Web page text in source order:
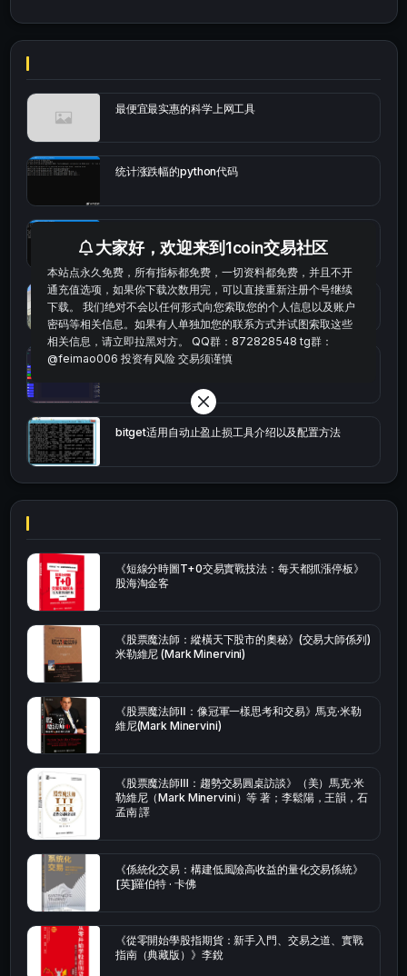
最便宜最实惠的科学上网工具
统计涨跌幅的python代码
bybit安卓端
Multi-indicator Resonance 多指标共振趋势自动交
bitget适用自动止盈止损工具介绍以及配置方法
《短線分時圖T+0交易實戰技法：每天都抓漲停板》
股海淘金客
《股票魔法師：縱橫天下股市的奧秘》(交易大師係列)
米勒維尼 (Mark Minervini)
《股票魔法師Ⅱ：像冠軍一樣思考和交易》馬克·米勒
維尼(Mark Minervini)
《股票魔法師Ⅲ：趨勢交易圓桌訪談》（美）馬克·米
勒維尼（Mark Minervini）等 著；李鬆陽，王韻，石
孟南 譯
《係統化交易：構建低風險高收益的量化交易係統》
[英]羅伯特 · 卡佛
《從零開始學股指期貨：新手入門、交易之道、實戰
指南（典藏版）》李銳
大家好，欢迎来到1coin交易社区
本站点永久免费，所有指标都免费，一切资料都免费，并且不开
通充值选项，如果你下载次数用完，可以直接重新注册个号继续
下载。 我们绝对不会以任何形式向您索取您的个人信息以及账户
密码等相关信息。如果有人单独加您的联系方式并试图索取这些
相关信息，请立即拉黑对方。 QQ群：872828548 tg群：
@feimao006 投资有风险 交易须谨慎